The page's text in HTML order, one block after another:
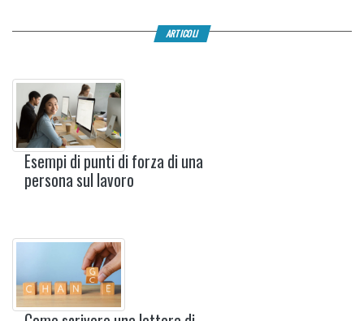
ARTICOLI
Esempi di punti di forza di una
persona sul lavoro